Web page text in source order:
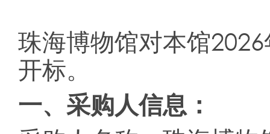
珠海博物馆对本馆
开标。
一、采购人信息：